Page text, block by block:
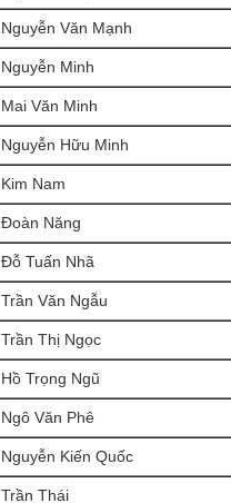
Nguyễn Văn Mạnh
Nguyễn Minh
Mai Văn Minh
Nguyễn Hữu Minh
Kim Nam
Đoàn Năng
Đỗ Tuấn Nhã
Trần Văn Ngẫu
Trần Thị Ngọc
Hồ Trọng Ngũ
Ngô Văn Phê
Nguyễn Kiến Quốc
Trần Thái